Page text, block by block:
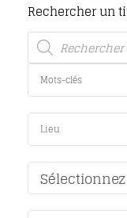
Rechercher un